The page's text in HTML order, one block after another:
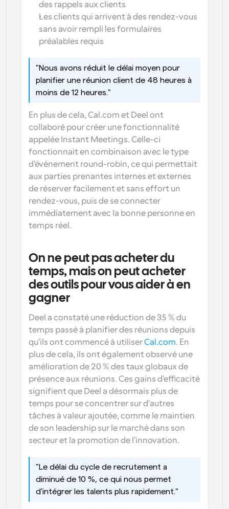
des rappels aux clients
Les clients qui arrivent à des rendez-vous
sans avoir rempli les formulaires
préalables requis
"Nous avons réduit le délai moyen pour
planifier une réunion client de 48 heures à
moins de 12 heures."
En plus de cela, Cal.com et Deel ont
collaboré pour créer une fonctionnalité
appelée Instant Meetings. Celle-ci
fonctionnait en combinaison avec le type
d'événement round-robin, ce qui permettait
aux parties prenantes internes et externes
de réserver facilement et sans effort un
rendez-vous, puis de se connecter
immédiatement avec la bonne personne en
temps réel.
On ne peut pas acheter du
temps, mais on peut acheter
des outils pour vous aider à en
gagner
Deel a constaté une réduction de 35 % du
temps passé à planifier des réunions depuis
qu'ils ont commencé à utiliser Cal.com. En
plus de cela, ils ont également observé une
amélioration de 20 % des taux globaux de
présence aux réunions. Ces gains d'efficacité
signifient que Deel a désormais plus de
temps pour se concentrer sur d'autres
tâches à valeur ajoutée, comme le maintien
de son leadership sur le marché dans son
secteur et la promotion de l'innovation.
"Le délai du cycle de recrutement a
diminué de 10 %, ce qui nous permet
d'intégrer les talents plus rapidement."